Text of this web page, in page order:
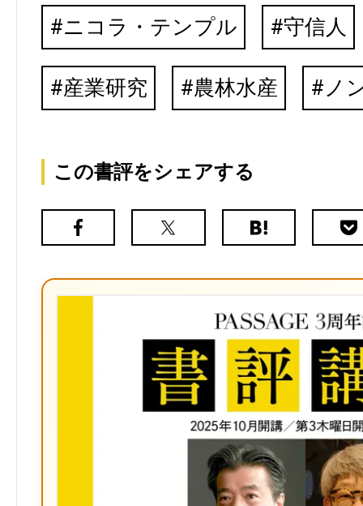
ニコラ・テンプル 守信人
産業研究 農林水産 ノ
この書評をシェアする
Facebook
X（旧
は
ク
マ
ー
ク